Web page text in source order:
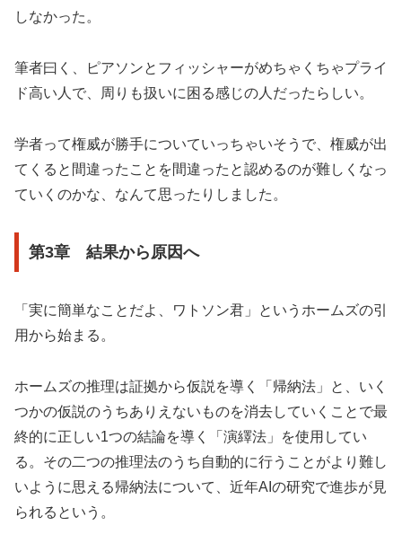
しなかった。
筆者曰く、ピアソンとフィッシャーがめちゃくちゃプライ
ド高い人で、周りも扱いに困る感じの人だったらしい。
学者って権威が勝手についていっちゃいそうで、権威が出
てくると間違ったことを間違ったと認めるのが難しくなっ
ていくのかな、なんて思ったりしました。
第3章 結果から原因へ
「実に簡単なことだよ、ワトソン君」というホームズの引
用から始まる。
ホームズの推理は証拠から仮説を導く「帰納法」と、いく
つかの仮説のうちありえないものを消去していくことで最
終的に正しい1つの結論を導く「演繹法」を使用してい
る。その二つの推理法のうち自動的に行うことがより難し
いように思える帰納法について、近年AIの研究で進歩が見
られるという。